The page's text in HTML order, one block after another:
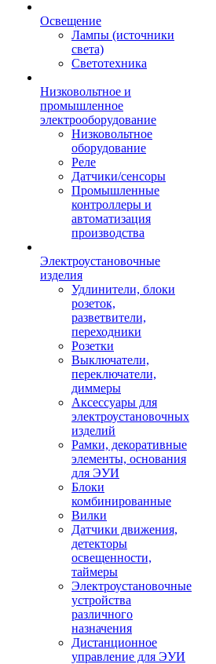
Освещение
Лампы (источники
света)
Светотехника
Низковольтное и
промышленное
электрооборудование
Низковольтное
оборудование
Реле
Датчики/сенсоры
Промышленные
контроллеры и
автоматизация
производства
Электроустановочные
изделия
Удлинители, блоки
розеток,
разветвители,
переходники
Розетки
Выключатели,
переключатели,
диммеры
Аксессуары для
электроустановочных
изделий
Рамки, декоративные
элементы, основания
для ЭУИ
Блоки
комбинированные
Вилки
Датчики движения,
детекторы
освещенности,
таймеры
Электроустановочные
устройства
различного
назначения
Дистанционное
управление для ЭУИ